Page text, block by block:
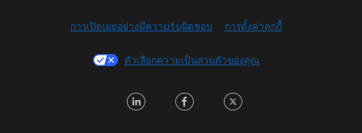
Français (Canada)
Français (France)
日本語
การเปิดเผยอย่างมีความรับผิดชอบ การตั้งค่าคุกกี้
ตัวเลือกความเป็นส่วนตัวของคุณ
LinkedInFacebook